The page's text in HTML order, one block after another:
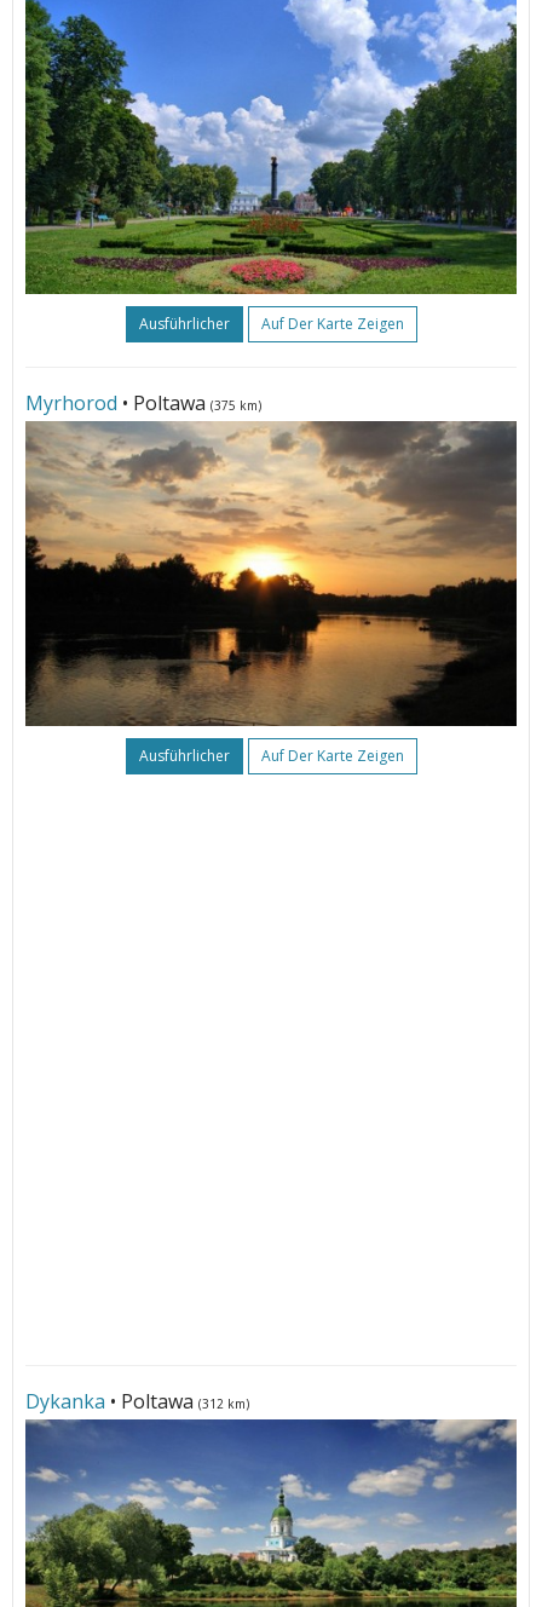
Ausführlicher Auf Der Karte Zeigen
Myrhorod • Poltawa (375 km)
Ausführlicher Auf Der Karte Zeigen
Dykanka • Poltawa (312 km)